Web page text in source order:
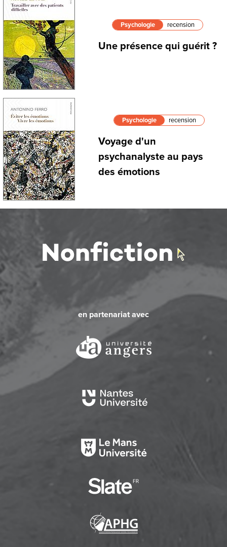
Psychologie recension
Une présence qui guérit ?
Psychologie recension
Voyage d'un
psychanalyste au pays
des émotions
en partenariat avec